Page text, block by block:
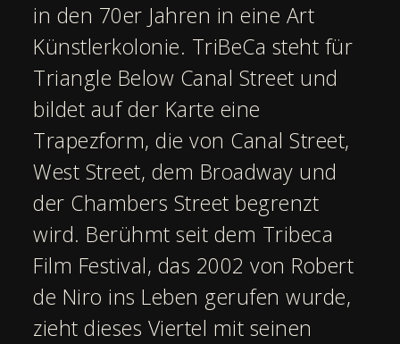
in den 70er Jahren in eine Art
Künstlerkolonie. TriBeCa steht für
Triangle Below Canal Street und
bildet auf der Karte eine
Trapezform, die von Canal Street,
West Street, dem Broadway und
der Chambers Street begrenzt
wird. Berühmt seit dem Tribeca
Film Festival, das 2002 von Robert
de Niro ins Leben gerufen wurde,
zieht dieses Viertel mit seinen